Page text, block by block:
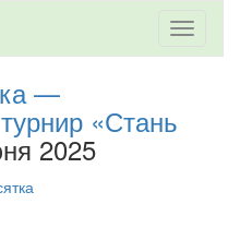
Toggle
—
«Стань
2025